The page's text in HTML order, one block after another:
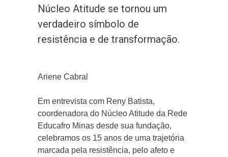
Núcleo Atitude se tornou um
verdadeiro símbolo de
resistência e de transformação.
Ariene Cabral
Em entrevista com Reny Batista,
coordenadora do Núcleo Atitude da Rede
Educafro Minas desde sua fundação,
celebramos os 15 anos de uma trajetória
marcada pela resistência, pelo afeto e